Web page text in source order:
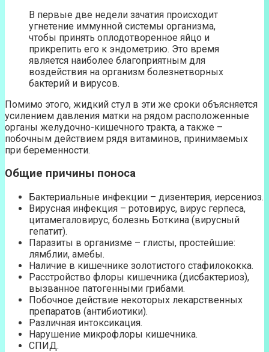
В первые две недели зачатия происходит
угнетение иммунной системы организма,
чтобы принять оплодотворенное яйцо и
прикрепить его к эндометрию. Это время
является наиболее благоприятным для
воздействия на организм болезнетворных
бактерий и вирусов.
Помимо этого, жидкий стул в эти же сроки объясняется
усилением давления матки на рядом расположенные
органы желудочно-кишечного тракта, а также –
побочным действием рядя витаминов, принимаемых
при беременности.
Общие причины поноса
Бактериальные инфекции – дизентерия, иерсениоз.
Вирусная инфекция – ротовирус, вирус герпеса,
цитамегаловирус, болезнь Боткина (вирусный
гепатит).
Паразиты в организме – глисты, простейшие:
лямблии, амебы.
Наличие в кишечнике золотистого стафилококка.
Расстройство флоры кишечника (дисбактериоз),
вызванное патогенными грибами.
Побочное действие некоторых лекарственных
препаратов (антибиотики).
Различная интоксикация.
Нарушение микрофлоры кишечника.
СПИД.